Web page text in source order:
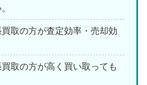
取の方が査定効率・売却効
取の方が高く買い取っても